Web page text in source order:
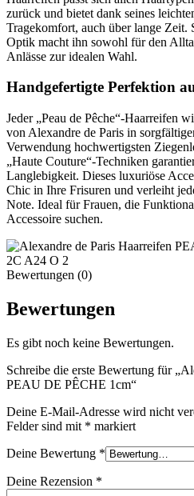
zurück und bietet dank seines
Tragekomfort, auch über lange Zeit.
Optik macht ihn sowohl für den
Anlässe zur idealen Wahl.
Handgefertigte Perfektion
Jeder „Peau de Pêche“-Haarreifen
von Alexandre de Paris in
Verwendung hochwertigsten
„Haute Couture“-Techniken
Langlebigkeit. Dieses luxuriöse
Chic in Ihre Frisuren und verleiht
Note. Ideal für Frauen, die
Accessoire suchen.
Bewertungen (0)
Bewertungen
Es gibt noch keine Bewertungen.
Schreibe die erste Bewertung für
PEAU DE PÊCHE 1cm“
Deine E-Mail-Adresse wird nicht
Felder sind mit * markiert
Deine Bewertung *
Deine Rezension *